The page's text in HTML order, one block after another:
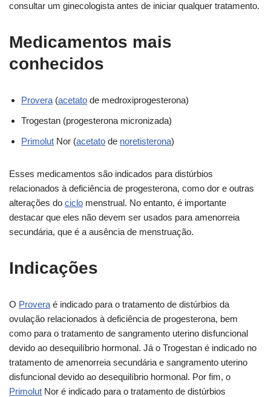
consultar um ginecologista antes de iniciar qualquer tratamento.
Medicamentos mais
conhecidos
Provera (acetato de medroxiprogesterona)
Trogestan (progesterona micronizada)
Primolut Nor (acetato de noretisterona)
Esses medicamentos são indicados para distúrbios
relacionados à deficiência de progesterona, como dor e outras
alterações do ciclo menstrual. No entanto, é importante
destacar que eles não devem ser usados para amenorreia
secundária, que é a ausência de menstruação.
Indicações
O Provera é indicado para o tratamento de distúrbios da
ovulação relacionados à deficiência de progesterona, bem
como para o tratamento de sangramento uterino disfuncional
devido ao desequilíbrio hormonal. Já o Trogestan é indicado no
tratamento de amenorreia secundária e sangramento uterino
disfuncional devido ao desequilíbrio hormonal. Por fim, o
Primolut Nor é indicado para o tratamento de distúrbios